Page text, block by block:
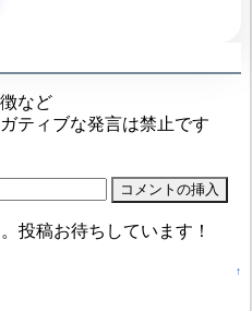
など
ティブな発言は禁止です
投稿お待ちしています！
↑